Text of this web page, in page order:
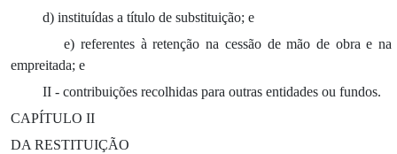
d) instituídas a título de substituição; e
e) referentes à retenção na cessão de mão de obra e na
empreitada; e
II - contribuições recolhidas para outras entidades ou fundos.
CAPÍTULO II
DA RESTITUIÇÃO